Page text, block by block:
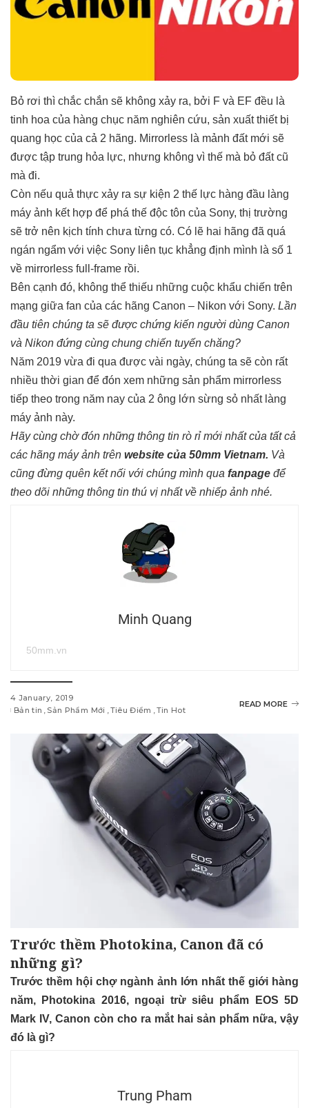
Bỏ rơi thì chắc chắn sẽ không xảy ra, bởi F và EF đều là
tinh hoa của hàng chục năm nghiên cứu, sản xuất thiết bị
quang học của cả 2 hãng. Mirrorless là mảnh đất mới sẽ
được tập trung hỏa lực, nhưng không vì thế mà bỏ đất cũ
mà đi.
Còn nếu quả thực xảy ra sự kiện 2 thế lực hàng đầu làng
máy ảnh kết hợp để phá thế độc tôn của Sony, thị trường
sẽ trở nên kịch tính chưa từng có. Có lẽ hai hãng đã quá
ngán ngẩm với việc Sony liên tục khẳng định mình là số 1
về mirrorless full-frame rồi.
Bên cạnh đó, không thể thiếu những cuộc khẩu chiến trên
mạng giữa fan của các hãng Canon – Nikon với Sony. Lần
đầu tiên chúng ta sẽ được chứng kiến người dùng Canon
và Nikon đứng cùng chung chiến tuyến chăng?
Năm 2019 vừa đi qua được vài ngày, chúng ta sẽ còn rất
nhiều thời gian để đón xem những sản phẩm mirrorless
tiếp theo trong năm nay của 2 ông lớn sừng sỏ nhất làng
máy ảnh này.
Hãy cùng chờ đón những thông tin rò rỉ mới nhất của tất cả
các hãng máy ảnh trên website của 50mm Vietnam. Và
cũng đừng quên kết nối với chúng mình qua fanpage để
theo dõi những thông tin thú vị nhất về nhiếp ảnh nhé.
Minh Quang
50mm.vn
4 January, 2019
Bản tin
Sản Phẩm Mới Tiêu Điểm Tin Hot
READ MORE
Trước thềm Photokina, Canon đã có
những gì?
Trước thềm hội chợ ngành ảnh lớn nhất thế giới hàng
năm, Photokina 2016, ngoại trừ siêu phẩm EOS 5D
Mark IV, Canon còn cho ra mắt hai sản phẩm nữa, vậy
đó là gì?
Trung Pham